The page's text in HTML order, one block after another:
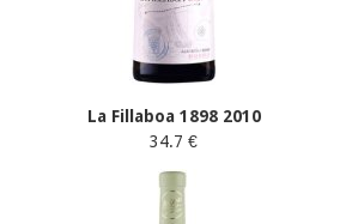
La Fillaboa 1898 2010
34.7 €